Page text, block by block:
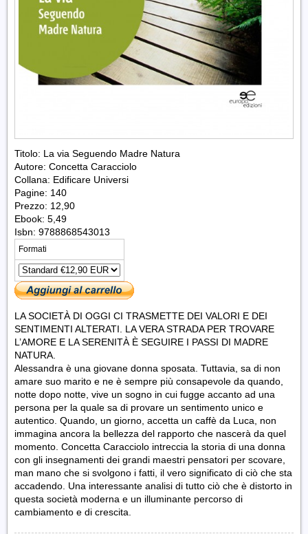
Titolo: La via Seguendo Madre Natura
Autore: Concetta Caracciolo
Collana: Edificare Universi
Pagine: 140
Prezzo: 12,90
Ebook: 5,49
Isbn: 9788868543013
Formati
LA SOCIETÀ DI OGGI CI TRASMETTE DEI VALORI E DEI
SENTIMENTI ALTERATI. LA VERA STRADA PER TROVARE
L’AMORE E LA SERENITÀ È SEGUIRE I PASSI DI MADRE
NATURA.
Alessandra è una giovane donna sposata. Tuttavia, sa di non
amare suo marito e ne è sempre più consapevole da quando,
notte dopo notte, vive un sogno in cui fugge accanto ad una
persona per la quale sa di provare un sentimento unico e
autentico. Quando, un giorno, accetta un caffè da Luca, non
immagina ancora la bellezza del rapporto che nascerà da quel
momento. Concetta Caracciolo intreccia la storia di una donna
con gli insegnamenti dei grandi maestri pensatori per scovare,
man mano che si svolgono i fatti, il vero significato di ciò che sta
accadendo. Una interessante analisi di tutto ciò che è distorto in
questa società moderna e un illuminante percorso di
cambiamento e di crescita.